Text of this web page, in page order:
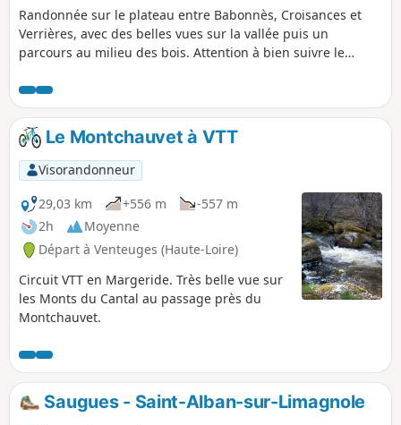
Randonnée sur le plateau entre Babonnès, Croisances et
Verrières, avec des belles vues sur la vallée puis un
parcours au milieu des bois. Attention à bien suivre le
partie car il y possibilité de se perdre à cause de la
multitude de sentiers présents. NB : vous pouvez aussi
partir du (1), à la fin de la route goudronnée, pour éviter la
montée soutenue entre le (D/A) et (1) mais parking limité
(attention de laisser le passage aux engins agricoles
éventuels).
Le Montchauvet à VTT
Visorandonneur
29,03 km
+556 m
-557 m
2h
Moyenne
Départ à Venteuges (Haute-Loire)
Circuit VTT en Margeride. Très belle vue sur
les Monts du Cantal au passage près du
Montchauvet.
Saugues - Saint-Alban-sur-Limagnole